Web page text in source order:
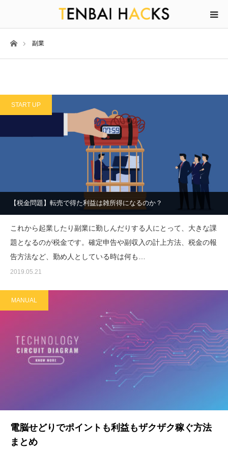
ホーム副業
START UP
【税金問題】転売で得た利益は雑所得になるのか？
これから起業したり副業に勤しんだりする人にとって、大きな課
題となるのが税金です。確定申告や副収入の計上方法、税金の報
告方法など、勤め人としている時は何も…
2019.05.21
MANUAL
電脳せどりでポイントも利益もザクザク稼ぐ方法
まとめ